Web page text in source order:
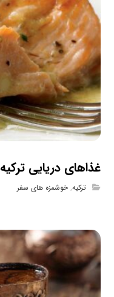
غذاهای دریایی ترکیه
ترکیه,خوشمزه های سفر